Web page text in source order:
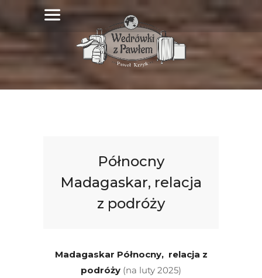
Północny
Madagaskar, relacja
z podróży
Madagaskar Północny, relacja z
podróży (na luty 2025)